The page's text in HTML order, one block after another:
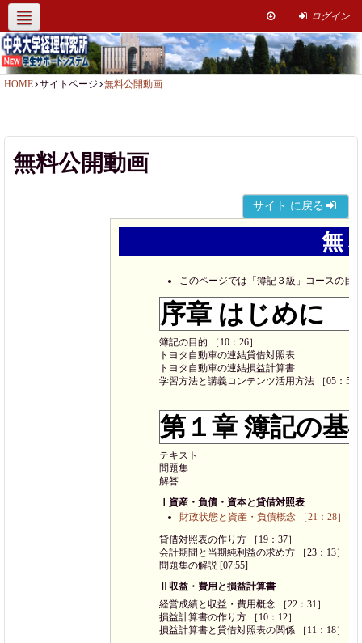
ログイン
経理研究所HP 社会人簿記講座 サポート情報
お問い合わせ
HOME サイトページ 無料公開動画
無料公開動画
サイト に戻る
無
このページでは「簿記３級」コースの目
序章 はじめに
簿記の目的 ［10：26］
トヨタ自動車の連結貸借対照表
トヨタ自動車の連結損益計算書
学習方法と講義コンテンツ活用方法 ［05：59
第１章 簿記の基
テキスト
問題集
解答
Ⅰ資産・負債・資本と貸借対照表
財政状態と資産・負債概念 ［21：28］
貸借対照表の作り方 ［19：37］
会計期間と当期純利益の求め方 ［23：13］
問題集の解説 [07:55]
Ⅱ収益・費用と損益計算書
経営成績と収益・費用概念 ［22：31］
損益計算書の作り方 ［10：12］
損益計算書と貸借対照表の関係 ［11：18］